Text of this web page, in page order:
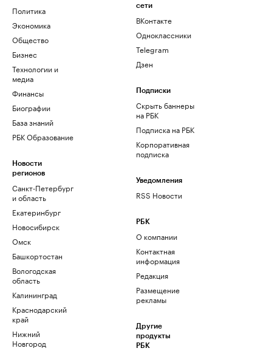
Политика
Экономика
Общество
Бизнес
Технологии и
медиа
Финансы
Биографии
База знаний
РБК Образование
Новости
регионов
Санкт-Петербург
и область
Екатеринбург
Новосибирск
Омск
Башкортостан
Вологодская
область
Калининград
Краснодарский
край
Нижний
Новгород
сети
ВКонтакте
Одноклассники
Telegram
Дзен
Подписки
Скрыть баннеры
на РБК
Подписка на РБК
Корпоративная
подписка
Уведомления
RSS Новости
РБК
О компании
Контактная
информация
Редакция
Размещение
рекламы
Другие
продукты
РБК